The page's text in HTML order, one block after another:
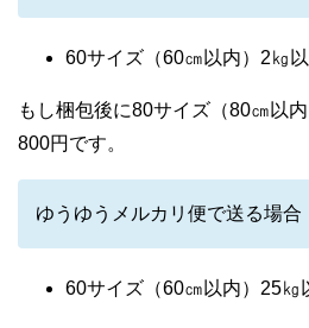
60サイズ（60㎝以内）2㎏
もし梱包後に80サイズ（80㎝以
800円です。
ゆうゆうメルカリ便で送る場合
60サイズ（60㎝以内）25㎏